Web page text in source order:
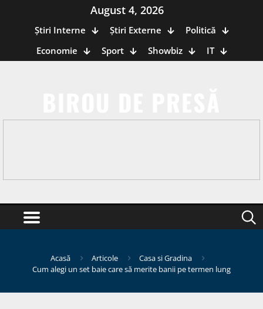
August 4, 2026
Știri Interne Știri Externe
Politică
Economie
Sport Showbiz IT
Acasă Articole
Casa si Gradina
Cum alegi un set baie care să merite banii pe termen lung